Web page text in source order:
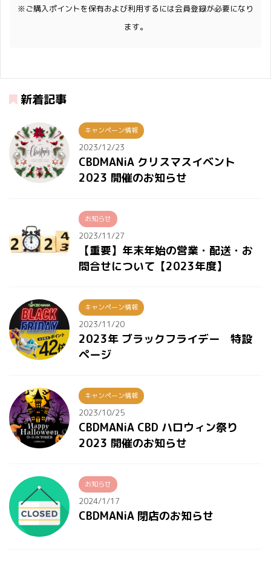
※ご購入ポイントを保有および利用するには会員登録が必要になり
ます。
新着記事
キャンペーン情報
2023/12/23
CBDMANiA クリスマスイベント
2023 開催のお知らせ
お知らせ
2023/11/27
【重要】年末年始の営業・配送・お
問合せについて【2023年度】
キャンペーン情報
2023/11/20
2023年 ブラックフライデー 特設
ページ
キャンペーン情報
2023/10/25
CBDMANiA CBD ハロウィン祭り
2023 開催のお知らせ
お知らせ
2024/1/17
CBDMANiA 閉店のお知らせ